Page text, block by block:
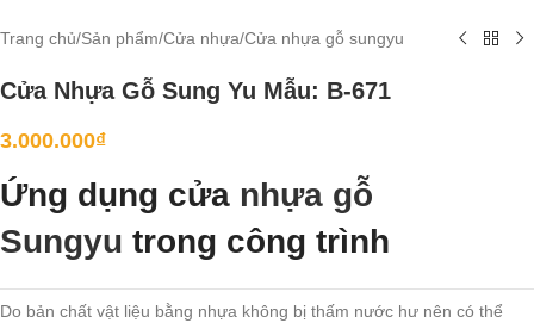
Trang chủ/Sản phẩm/Cửa nhựa/Cửa nhựa gỗ sungyu
Cửa Nhựa Gỗ Sung Yu Mẫu: B-671
3.000.000₫
Ứng dụng cửa nhựa gỗ
Sungyu trong công trình
Do bản chất vật liệu bằng nhựa không bị thấm nước hư nên có thể